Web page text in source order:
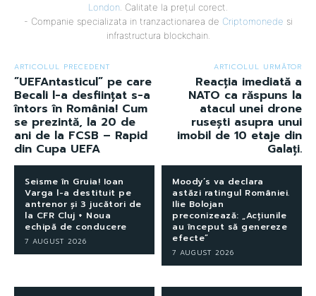
London. Calitate la prețul corect.
- Companie specializata in tranzactionarea de Criptomonede si
infrastructura blockchain.
ARTICOLUL PRECEDENT
”UEFAntasticul” pe care
Becali l-a desființat s-a
întors în România! Cum
se prezintă, la 20 de
ani de la FCSB – Rapid
din Cupa UEFA
ARTICOLUL URMĂTOR
Reacția imediată a
NATO ca răspuns la
atacul unei drone
rusești asupra unui
imobil de 10 etaje din
Galați.
Seisme în Gruia! Ioan
Varga l-a destituit pe
antrenor și 3 jucători de
la CFR Cluj + Noua
echipă de conducere
7 AUGUST 2026
Moody’s va declara
astăzi ratingul României.
Ilie Bolojan
preconizează: „Acțiunile
au început să genereze
efecte”
7 AUGUST 2026